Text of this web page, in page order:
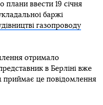
ввести 19 січня
баржі
газопроводу
отримало
в Берліні вже
це повідомлення